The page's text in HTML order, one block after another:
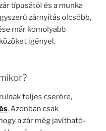
típusától és a munka
zárnyitás olcsóbb,
már komolyabb
igényel.
teljes cserére,
. Azonban csak
a zár még javítható-